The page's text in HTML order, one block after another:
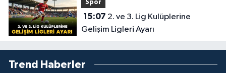
Spor
15:07
Gelişim Ligleri Ayarı
Trend Haberler